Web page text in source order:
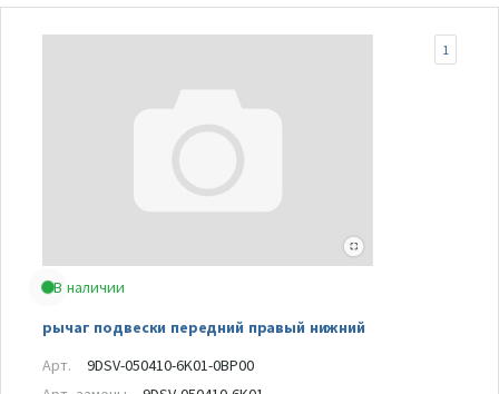
В наличии
рычаг подвески передний правый нижний
1
Арт.
9DSV-050410-6K01-0BP00